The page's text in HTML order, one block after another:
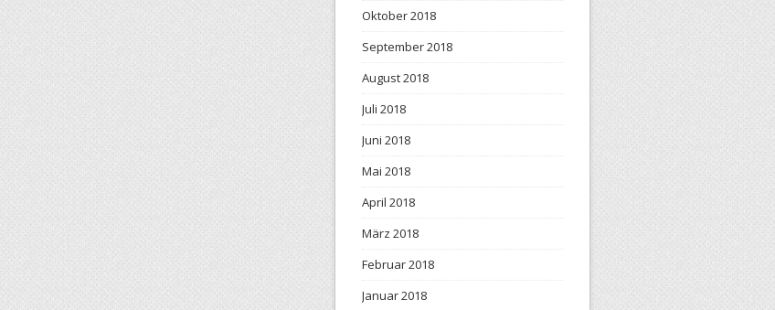
Oktober 2018
September 2018
August 2018
Juli 2018
Juni 2018
Mai 2018
April 2018
März 2018
Februar 2018
Januar 2018